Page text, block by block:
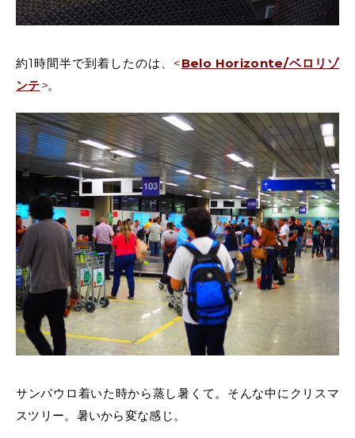
約1時間半で到着したのは、 <Belo Horizonte/ベロリゾ
ンテ>。
サンパウロ着いた時から蒸し暑くて。そんな中にクリスマ
スツリー。暑いから変な感じ。